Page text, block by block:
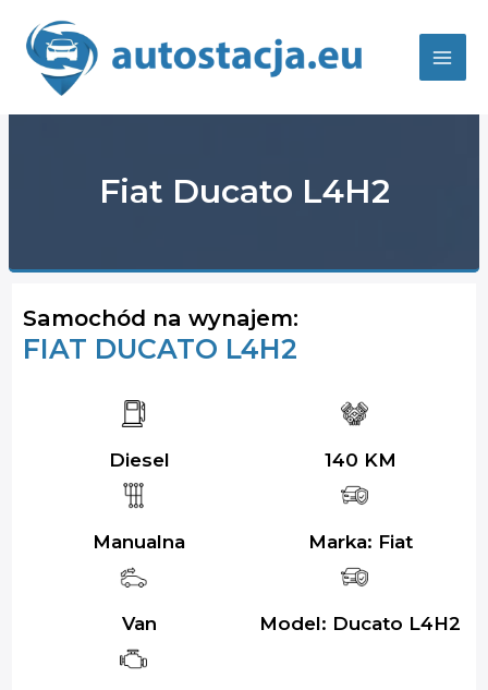
content
Fiat Ducato L4H2
Samochód na wynajem:
FIAT DUCATO L4H2
Diesel
Manualna
Van
140 KM
Marka: Fiat
Model: Ducato L4H2